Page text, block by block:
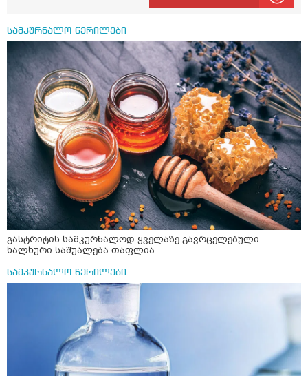
სამკურნალო წერილები
გასტრიტის სამკურნალოდ ყველაზე გავრცელებული
ხალხური საშუალება თაფლია
სამკურნალო წერილები